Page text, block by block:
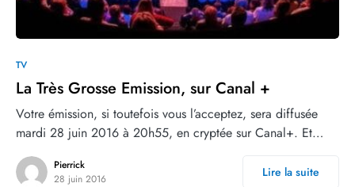
TV
La Très Grosse Emission, sur Canal +
Votre émission, si toutefois vous l’acceptez, sera diffusée
mardi 28 juin 2016 à 20h55, en cryptée sur Canal+. Et…
Pierrick
28 juin 2016
Lire la suite